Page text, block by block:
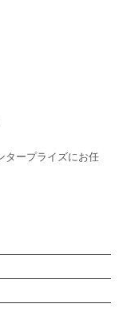
タープライズにお任